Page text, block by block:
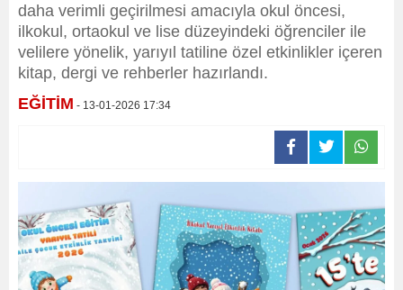
daha verimli geçirilmesi amacıyla okul öncesi,
ilkokul, ortaokul ve lise düzeyindeki öğrenciler ile
velilere yönelik, yarıyıl tatiline özel etkinlikler içeren
kitap, dergi ve rehberler hazırlandı.
EĞİTİM - 13-01-2026 17:34